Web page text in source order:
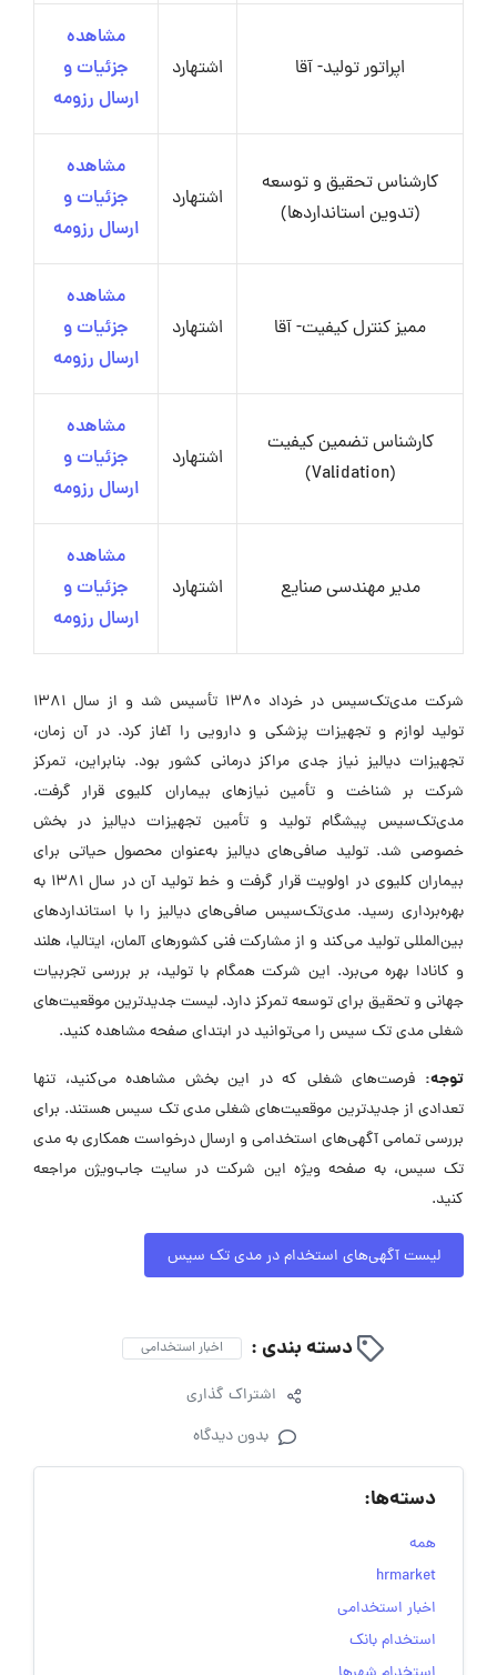
اپراتور تولید- آقا اشتهارد
مشاهده
جزئیات و
ارسال رزومه
کارشناس تحقیق و توسعه
(تدوین استانداردها)
اشتهارد
مشاهده
جزئیات و
ارسال رزومه
ممیز کنترل کیفیت- آقا اشتهارد
مشاهده
جزئیات و
ارسال رزومه
کارشناس تضمین کیفیت
(Validation)
اشتهارد
مشاهده
جزئیات و
ارسال رزومه
مدیر مهندسی صنایع اشتهارد
مشاهده
جزئیات و
ارسال رزومه
شرکت مدی‌تک‌سیس در خرداد 1380 تأسیس شد و از سال 1381
تولید لوازم و تجهیزات پزشکی و دارویی را آغاز کرد. در آن زمان،
تجهیزات دیالیز نیاز جدی مراکز درمانی کشور بود. بنابراین، تمرکز
شرکت بر شناخت و تأمین نیازهای بیماران کلیوی قرار گرفت.
مدی‌تک‌سیس پیشگام تولید و تأمین تجهیزات دیالیز در بخش
خصوصی شد. تولید صافی‌های دیالیز به‌عنوان محصول حیاتی برای
بیماران کلیوی در اولویت قرار گرفت و خط تولید آن در سال 1381 به
بهره‌برداری رسید. مدی‌تک‌سیس صافی‌های دیالیز را با استانداردهای
بین‌المللی تولید می‌کند و از مشارکت فنی کشورهای آلمان، ایتالیا، هلند
و کانادا بهره می‌برد. این شرکت همگام با تولید، بر بررسی تجربیات
جهانی و تحقیق برای توسعه تمرکز دارد. لیست جدیدترین موقعیت‌های
شغلی مدی تک سیس را می‌توانید در ابتدای صفحه مشاهده کنید.
توجه: فرصت‌های شغلی که در این بخش مشاهده می‌کنید، تنها
تعدادی از جدیدترین موقعیت‌های شغلی مدی تک سیس هستند. برای
بررسی تمامی آگهی‌های استخدامی و ارسال درخواست همکاری به مدی
تک سیس، به صفحه ویژه این شرکت در سایت جاب‌ویژن مراجعه
کنید.
لیست آگهی‌های استخدام در مدی تک سیس
دسته بندی : اخبار استخدامی
اشتراک گذاری
بدون دیدگاه
دسته‌ها:
همه
hrmarket
اخبار استخدامی
استخدام بانک